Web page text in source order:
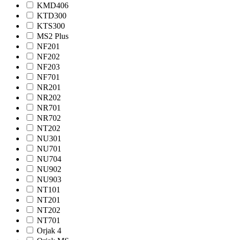
KMD406
KTD300
KTS300
MS2 Plus
NF201
NF202
NF203
NF701
NR201
NR202
NR701
NR702
NT202
NU301
NU701
NU704
NU902
NU903
NТ101
NТ201
NТ202
NТ701
Orjak 4